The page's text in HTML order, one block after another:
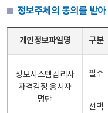
정보주체의 동의를 받
개인정보파일명 구분
정보시스템감리사
자격검정 응시자
명단
필수
선택